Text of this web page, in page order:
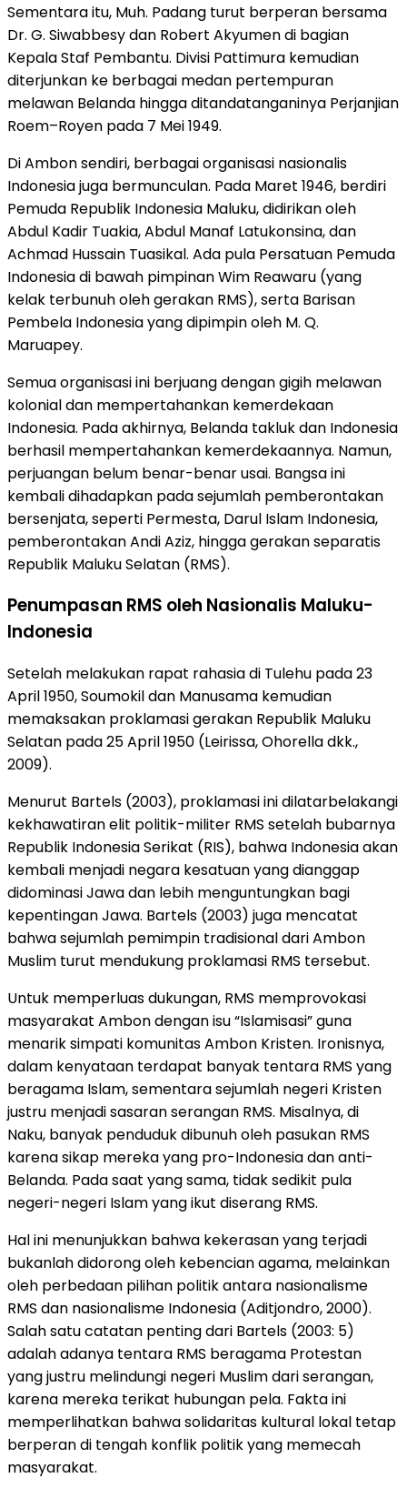
Sementara itu, Muh. Padang turut berperan bersama
Dr. G. Siwabbesy dan Robert Akyumen di bagian
Kepala Staf Pembantu. Divisi Pattimura kemudian
diterjunkan ke berbagai medan pertempuran
melawan Belanda hingga ditandatanganinya Perjanjian
Roem–Royen pada 7 Mei 1949.
Di Ambon sendiri, berbagai organisasi nasionalis
Indonesia juga bermunculan. Pada Maret 1946, berdiri
Pemuda Republik Indonesia Maluku, didirikan oleh
Abdul Kadir Tuakia, Abdul Manaf Latukonsina, dan
Achmad Hussain Tuasikal. Ada pula Persatuan Pemuda
Indonesia di bawah pimpinan Wim Reawaru (yang
kelak terbunuh oleh gerakan RMS), serta Barisan
Pembela Indonesia yang dipimpin oleh M. Q.
Maruapey.
Semua organisasi ini berjuang dengan gigih melawan
kolonial dan mempertahankan kemerdekaan
Indonesia. Pada akhirnya, Belanda takluk dan Indonesia
berhasil mempertahankan kemerdekaannya. Namun,
perjuangan belum benar-benar usai. Bangsa ini
kembali dihadapkan pada sejumlah pemberontakan
bersenjata, seperti Permesta, Darul Islam Indonesia,
pemberontakan Andi Aziz, hingga gerakan separatis
Republik Maluku Selatan (RMS).
Penumpasan RMS oleh Nasionalis Maluku-
Indonesia
Setelah melakukan rapat rahasia di Tulehu pada 23
April 1950, Soumokil dan Manusama kemudian
memaksakan proklamasi gerakan Republik Maluku
Selatan pada 25 April 1950 (Leirissa, Ohorella dkk.,
2009).
Menurut Bartels (2003), proklamasi ini dilatarbelakangi
kekhawatiran elit politik-militer RMS setelah bubarnya
Republik Indonesia Serikat (RIS), bahwa Indonesia akan
kembali menjadi negara kesatuan yang dianggap
didominasi Jawa dan lebih menguntungkan bagi
kepentingan Jawa. Bartels (2003) juga mencatat
bahwa sejumlah pemimpin tradisional dari Ambon
Muslim turut mendukung proklamasi RMS tersebut.
Untuk memperluas dukungan, RMS memprovokasi
masyarakat Ambon dengan isu “Islamisasi” guna
menarik simpati komunitas Ambon Kristen. Ironisnya,
dalam kenyataan terdapat banyak tentara RMS yang
beragama Islam, sementara sejumlah negeri Kristen
justru menjadi sasaran serangan RMS. Misalnya, di
Naku, banyak penduduk dibunuh oleh pasukan RMS
karena sikap mereka yang pro-Indonesia dan anti-
Belanda. Pada saat yang sama, tidak sedikit pula
negeri-negeri Islam yang ikut diserang RMS.
Hal ini menunjukkan bahwa kekerasan yang terjadi
bukanlah didorong oleh kebencian agama, melainkan
oleh perbedaan pilihan politik antara nasionalisme
RMS dan nasionalisme Indonesia (Aditjondro, 2000).
Salah satu catatan penting dari Bartels (2003: 5)
adalah adanya tentara RMS beragama Protestan
yang justru melindungi negeri Muslim dari serangan,
karena mereka terikat hubungan pela. Fakta ini
memperlihatkan bahwa solidaritas kultural lokal tetap
berperan di tengah konflik politik yang memecah
masyarakat.